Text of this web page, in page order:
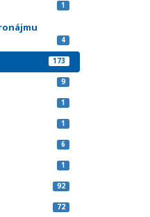
1
4
173
9
1
1
6
1
92
72